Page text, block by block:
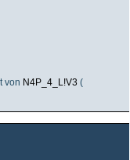
von N4P_4_L!V3 (